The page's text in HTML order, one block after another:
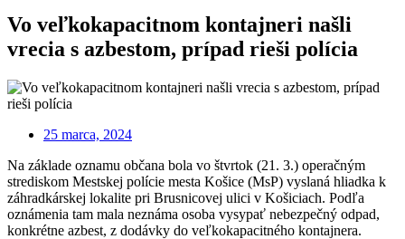
Vo veľkokapacitnom kontajneri našli
vrecia s azbestom, prípad rieši polícia
25 marca, 2024
Na základe oznamu občana bola vo štvrtok (21. 3.) operačným
strediskom Mestskej polície mesta Košice (MsP) vyslaná hliadka k
záhradkárskej lokalite pri Brusnicovej ulici v Košiciach. Podľa
oznámenia tam mala neznáma osoba vysypať nebezpečný odpad,
konkrétne azbest, z dodávky do veľkokapacitného kontajnera.